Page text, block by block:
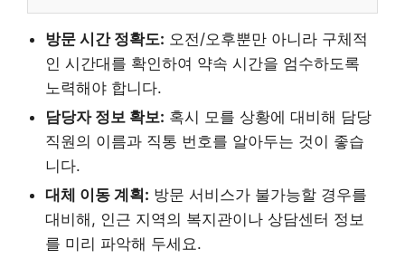
방문 시간 정확도: 오전/오후뿐만 아니라 구체적
인 시간대를 확인하여 약속 시간을 엄수하도록
노력해야 합니다.
담당자 정보 확보: 혹시 모를 상황에 대비해 담당
직원의 이름과 직통 번호를 알아두는 것이 좋습
니다.
대체 이동 계획: 방문 서비스가 불가능할 경우를
대비해, 인근 지역의 복지관이나 상담센터 정보
를 미리 파악해 두세요.